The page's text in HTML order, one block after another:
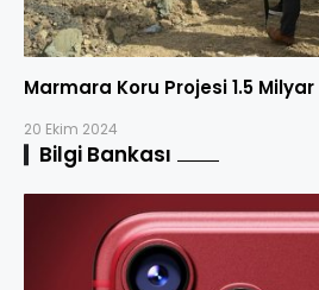
Marmara Koru Projesi 1.5 Milyar
20 Ekim 2024
Bilgi Bankası